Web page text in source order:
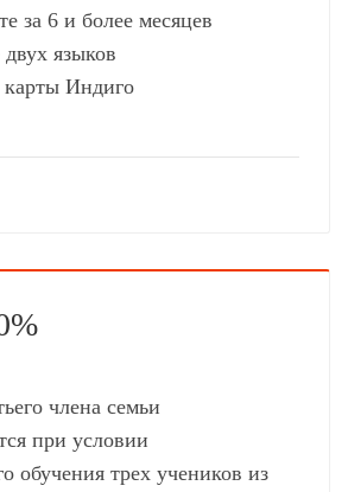
за 6 и более месяцев
языков
карты Индиго
члена семьи
при условии
обучения трех учеников из